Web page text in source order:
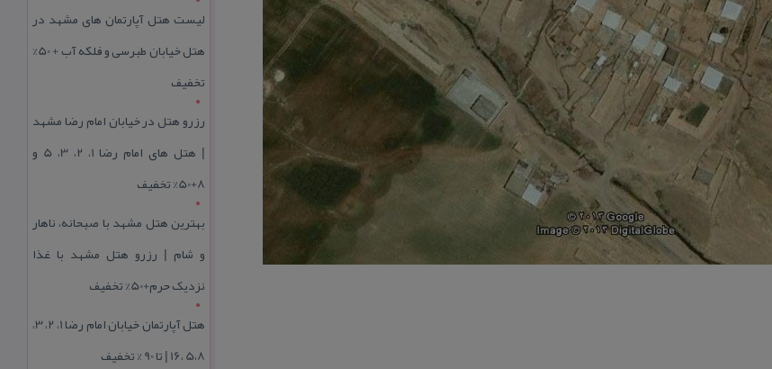
لیست هتل آپارتمان های مشهد در
هتل خیابان طبرسی و فلکه آب + 50%
تخفیف
رزرو هتل در خیابان امام رضا مشهد
| هتل‌ های امام رضا 1، 2، 3، 5 و
8+50% تخفیف
بهترین هتل مشهد با صبحانه، ناهار
و شام | رزرو هتل مشهد با غذا
نزدیک حرم+50% تخفیف
هتل آپارتمان خیابان امام رضا 1، 2، 3،
5،8 ،16 | تا 90 % تخفیف